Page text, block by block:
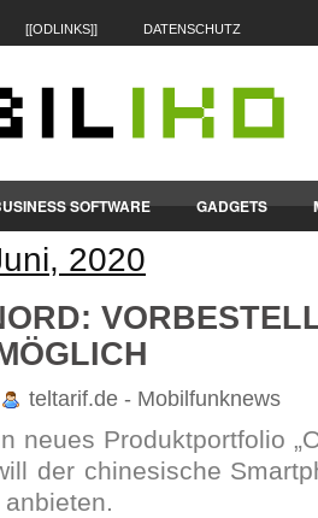
[[ODLINKS]] DATENSCHUTZ
SOFTWARE GADGETS
TABLET-PCS
2020
teltarif.de - Mobilfunknews
neues Produkt­port­folio
der chine­si­sche